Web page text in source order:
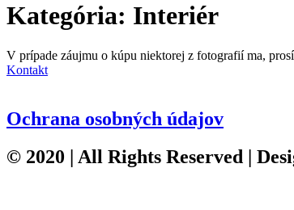
Kategória: Interiér
V prípade záujmu o kúpu niektorej z fotografií ma,
Kontakt
Ochrana osobných údajov
© 2020 | All Rights Reserved |